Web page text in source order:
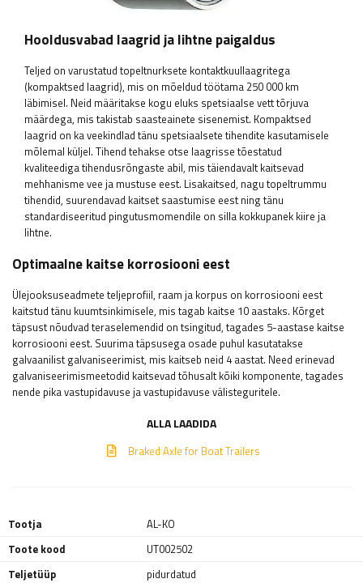
Hooldusvabad laagrid ja lihtne paigaldus
Teljed on varustatud topeltnurksete kontaktkuullaagritega
(kompaktsed laagrid), mis on mõeldud töötama 250 000 km
läbimisel. Neid määritakse kogu eluks spetsiaalse vett tõrjuva
määrdega, mis takistab saasteainete sisenemist. Kompaktsed
laagrid on ka veekindlad tänu spetsiaalsete tihendite kasutamisele
mõlemal küljel. Tihend tehakse otse laagrisse tõestatud
kvaliteediga tihendusrõngaste abil, mis täiendavalt kaitsevad
mehhanisme vee ja mustuse eest. Lisakaitsed, nagu topeltrummu
tihendid, suurendavad kaitset saastumise eest ning tänu
standardiseeritud pingutusmomendile on silla kokkupanek kiire ja
lihtne.
Optimaalne kaitse korrosiooni eest
Ülejooksuseadmete teljeprofiil, raam ja korpus on korrosiooni eest
kaitstud tänu kuumtsinkimisele, mis tagab kaitse 10 aastaks. Kõrget
täpsust nõudvad teraselemendid on tsingitud, tagades 5-aastase kaitse
korrosiooni eest. Suurima täpsusega osade puhul kasutatakse
galvaanilist galvaniseerimist, mis kaitseb neid 4 aastat. Need erinevad
galvaniseerimismeetodid kaitsevad tõhusalt kõiki komponente, tagades
nende pika vastupidavuse ja vastupidavuse välisteguritele.
ALLA LAADIDA
Braked Axle for Boat Trailers
Tootja
AL-KO
Toote kood
UT002502
Teljetüüp
pidurdatud